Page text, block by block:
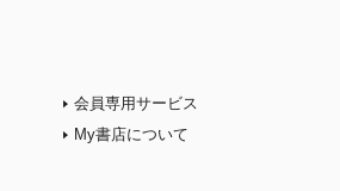
会員専用サービス
My書店について